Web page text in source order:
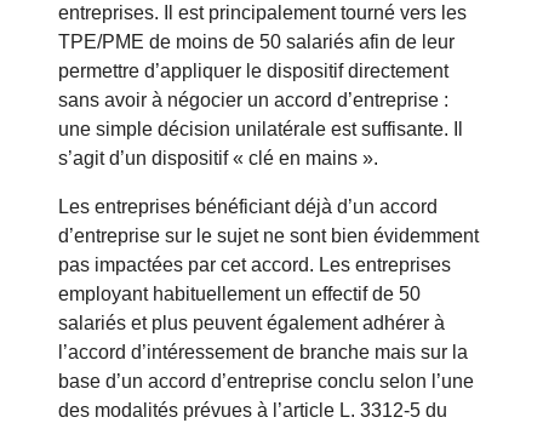
entreprises. Il est principalement tourné vers les
TPE/PME de moins de 50 salariés afin de leur
permettre d’appliquer le dispositif directement
sans avoir à négocier un accord d’entreprise :
une simple décision unilatérale est suffisante. Il
s’agit d’un dispositif « clé en mains ».
Les entreprises bénéficiant déjà d’un accord
d’entreprise sur le sujet ne sont bien évidemment
pas impactées par cet accord. Les entreprises
employant habituellement un effectif de 50
salariés et plus peuvent également adhérer à
l’accord d’intéressement de branche mais sur la
base d’un accord d’entreprise conclu selon l’une
des modalités prévues à l’article L. 3312-5 du